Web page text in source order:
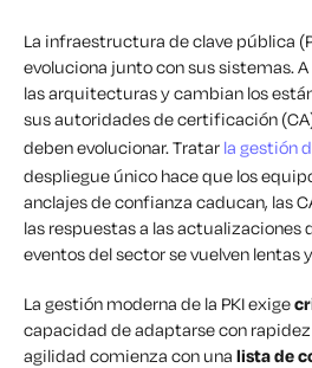
La infraestructura de clave pública
evoluciona junto con sus sistemas.
las arquitecturas y cambian los
sus autoridades de certificación
deben evolucionar. Tratar la gestión
despliegue único hace que los
anclajes de confianza caducan, las
las respuestas a las actualizaciones
eventos del sector se vuelven lentas
La gestión moderna de la PKI exige
capacidad de adaptarse con rapidez
agilidad comienza con una lista de